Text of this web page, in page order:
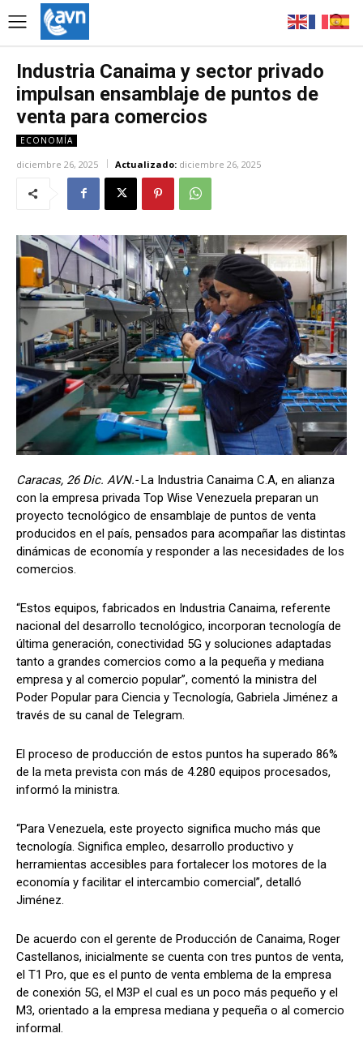
Industria Canaima y sector privado
impulsan ensamblaje de puntos de
venta para comercios
ECONOMÍA
diciembre 26, 2025 Actualizado: diciembre 26, 2025
Caracas, 26 Dic. AVN.-La Industria Canaima C.A, en alianza
con la empresa privada Top Wise Venezuela preparan un
proyecto tecnológico de ensamblaje de puntos de venta
producidos en el país, pensados para acompañar las distintas
dinámicas de economía y responder a las necesidades de los
comercios.
“Estos equipos, fabricados en Industria Canaima, referente
nacional del desarrollo tecnológico, incorporan tecnología de
última generación, conectividad 5G y soluciones adaptadas
tanto a grandes comercios como a la pequeña y mediana
empresa y al comercio popular”, comentó la ministra del
Poder Popular para Ciencia y Tecnología, Gabriela Jiménez a
través de su canal de Telegram.
El proceso de producción de estos puntos ha superado 86%
de la meta prevista con más de 4.280 equipos procesados,
informó la ministra.
“Para Venezuela, este proyecto significa mucho más que
tecnología. Significa empleo, desarrollo productivo y
herramientas accesibles para fortalecer los motores de la
economía y facilitar el intercambio comercial”, detalló
Jiménez.
De acuerdo con el gerente de Producción de Canaima, Roger
Castellanos, inicialmente se cuenta con tres puntos de venta,
el T1 Pro, que es el punto de venta emblema de la empresa
de conexión 5G, el M3P el cual es un poco más pequeño y el
M3, orientado a la empresa mediana y pequeña o al comercio
informal.